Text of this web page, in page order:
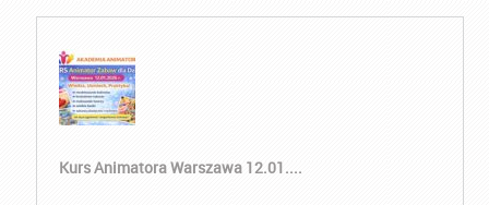
Kurs Animatora Warszawa 12.01....